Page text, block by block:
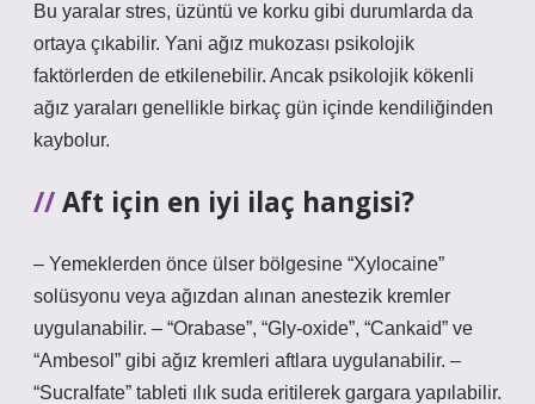
Bu yaralar stres, üzüntü ve korku gibi durumlarda da
ortaya çıkabilir. Yani ağız mukozası psikolojik
faktörlerden de etkilenebilir. Ancak psikolojik kökenli
ağız yaraları genellikle birkaç gün içinde kendiliğinden
kaybolur.
Aft için en iyi ilaç hangisi?
– Yemeklerden önce ülser bölgesine “Xylocaine”
solüsyonu veya ağızdan alınan anestezik kremler
uygulanabilir. – “Orabase”, “Gly-oxide”, “Cankaid” ve
“Ambesol” gibi ağız kremleri aftlara uygulanabilir. –
“Sucralfate” tableti ılık suda eritilerek gargara yapılabilir.